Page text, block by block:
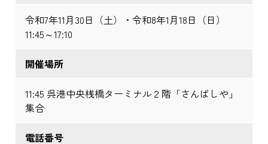
令和7年11月30日（土）・令和8年1月18日（日）
11:45～17:10
開催場所
11:45 呉港中央桟橋ターミナル２階「さんばしや」
集合
電話番号